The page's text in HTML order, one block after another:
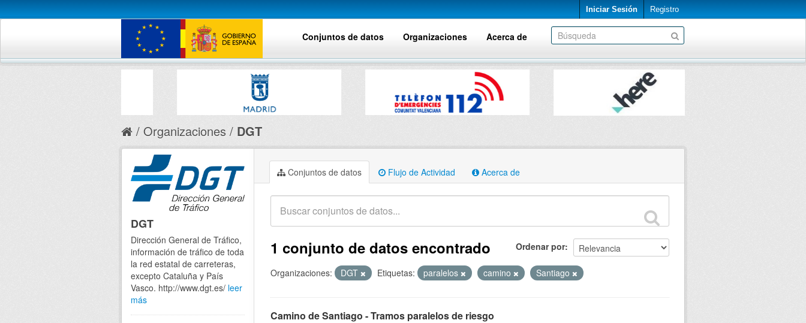
Iniciar Sesión Registro
Conjuntos de datos Organizaciones Acerca de
Organizaciones DGT
Conjuntos de datos Flujo de Actividad Acerca de
Ordenar por
1 conjunto de datos encontrado
Organizaciones: DGT Etiquetas: paralelos camino Santiago
Camino de Santiago - Tramos paralelos de riesgo
DGT
Dirección General de Tráfico,
información de tráfico de toda
la red estatal de carreteras,
excepto Cataluña y País
Vasco. http://www.dgt.es/ leer
más